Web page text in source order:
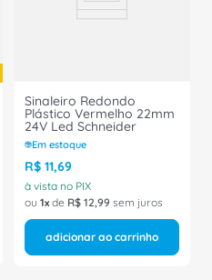
Sinaleiro Redondo
Plástico Vermelho 22mm
24V Led Schneider
Em estoque
R$ 11,69
à vista no PIX
ou 1 de R$ 12,99 sem juros
adicionar ao carrinho